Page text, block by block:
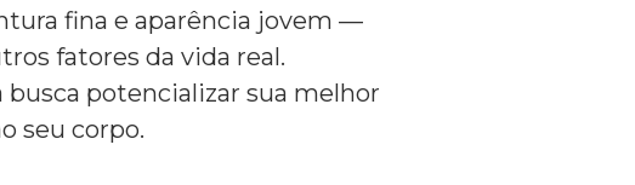
fina e aparência jovem —
fatores da vida real.
potencializar sua melhor
seu corpo.